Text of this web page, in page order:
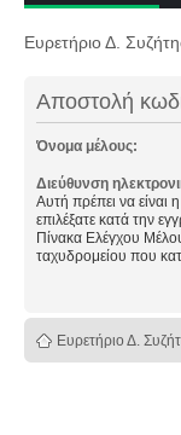
Ευρετήριο Δ.
Αποστολή
Όνομα μέλους:
Διεύθυνση
Αυτή πρέπει να είναι
επιλέξατε κατά την
Πίνακα Ελέγχου
ταχυδρομείου που
Ευρετήριο Δ.